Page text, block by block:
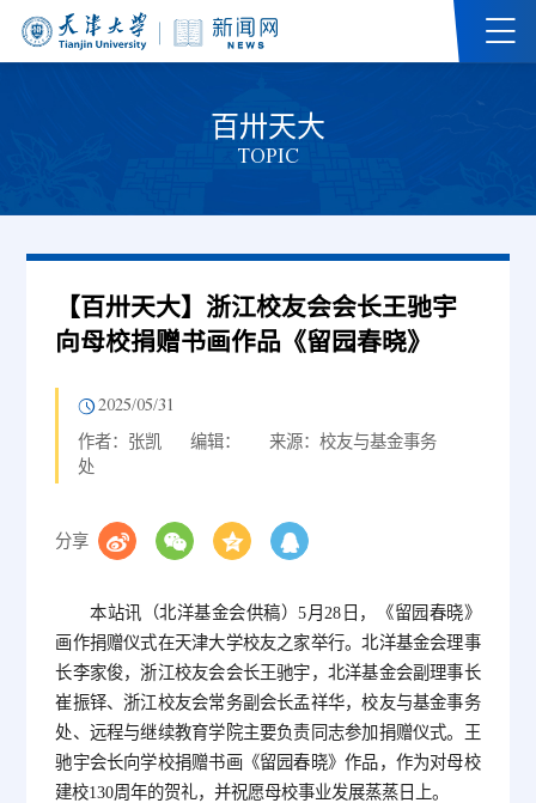
百卅天大
TOPIC
【百卅天大】浙江校友会会长王驰宇
向母校捐赠书画作品《留园春晓》
2025/05/31
作者：张凯 编辑：
来源：校友与基金事务
处
分享
本站讯（北洋基金会供稿）5月28日，《留园春晓》
画作捐赠仪式在天津大学校友之家举行。北洋基金会理事
长李家俊，浙江校友会会长王驰宇，北洋基金会副理事长
崔振铎、浙江校友会常务副会长孟祥华，校友与基金事务
处、远程与继续教育学院主要负责同志参加捐赠仪式。王
驰宇会长向学校捐赠书画《留园春晓》作品，作为对母校
建校130周年的贺礼，并祝愿母校事业发展蒸蒸日上。